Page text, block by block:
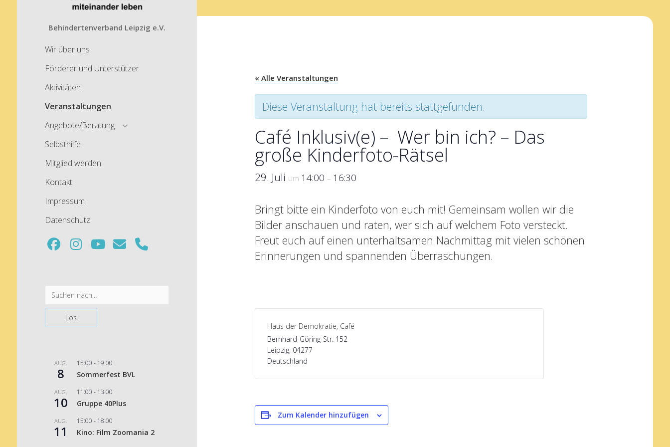
Behindertenverband Leipzig e.V.
Wir über uns
Förderer und Unterstützer
Aktivitäten
Veranstaltungen
Angebote/Beratung
open
Selbsthilfe
Mitglied werden
Kontakt
Impressum
Datenschutz
facebookinstagram
youtube
emailphone
Sidebar
Suchen
AUG.
8
15:00 - 19:00
Sommerfest BVL
AUG.
10
11:00 - 13:00
Gruppe 40Plus
AUG.
11
15:00 - 18:00
Kino: Film Zoomania 2
« Alle Veranstaltungen
Diese Veranstaltung hat bereits stattgefunden.
Café Inklusiv(e) – Wer bin ich? – Das
große Kinderfoto-Rätsel
29. Juli um 14:00 – 16:30
Bringt bitte ein Kinderfoto von euch mit! Gemeinsam wollen wir die
Bilder anschauen und raten, wer sich auf welchem Foto versteckt.
Freut euch auf einen unterhaltsamen Nachmittag mit vielen schönen
Erinnerungen und spannenden Überraschungen.
Haus der Demokratie, Café
Bernhard-Göring-Str. 152
Leipzig, 04277
Deutschland
Zum Kalender hinzufügen